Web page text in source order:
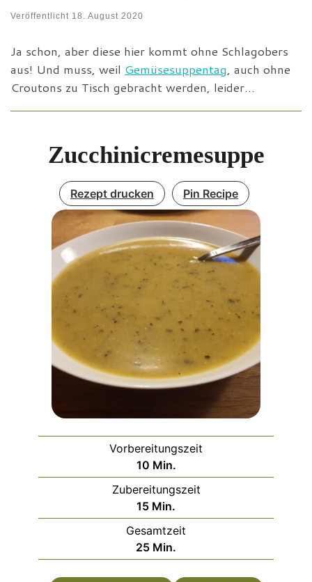
Veröffentlicht 18. August 2020
Ja schon, aber diese hier kommt ohne Schlagobers
aus! Und muss, weil Gemüsesuppentag, auch ohne
Croutons zu Tisch gebracht werden, leider…
Zucchinicremesuppe
Rezept drucken Pin Recipe
Vorbereitungszeit
10Minuten
Min.
Zubereitungszeit
15Minuten
Min.
Gesamtzeit
25Minuten
Min.